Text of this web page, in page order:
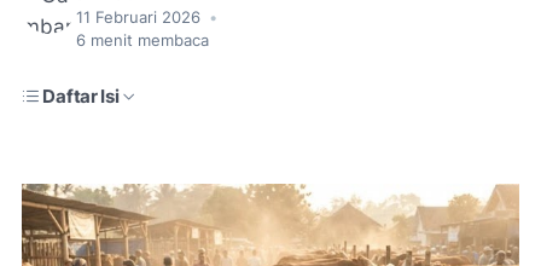
11 Februari 2026 •
6 menit membaca
Daftar Isi